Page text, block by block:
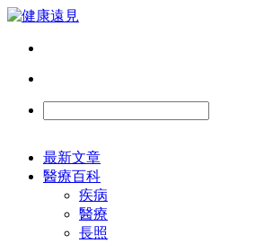
最新文章
醫療百科
疾病
醫療
長照